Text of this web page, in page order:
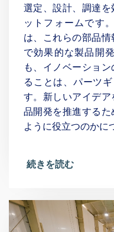
選定、設計、調達
ットフォームです
は、これらの部品
で効果的な製品開
も、イノベーショ
ることは、パーツ
す。新しいアイデ
品開発を推進する
ように役立つのかに
続きを読む